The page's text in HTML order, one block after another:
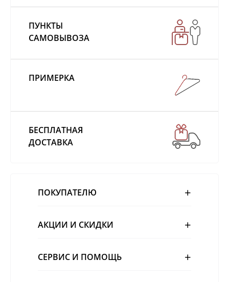
ПУНКТЫ
САМОВЫВОЗА
ПРИМЕРКА
БЕСПЛАТНАЯ
ДОСТАВКА
ПОКУПАТЕЛЮ
АКЦИИ И СКИДКИ
СЕРВИС И ПОМОЩЬ